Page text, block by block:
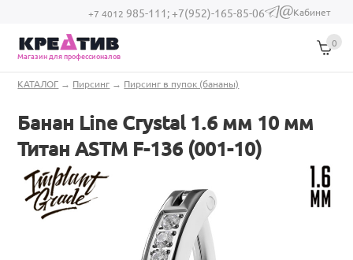
Перейти к основному содержанию
+7 4012 985-111;+7(952)-165-85-06
(link sends e-
Кабинет
Магазин для профессионалов
0
Вы здесь
КАТАЛОГ → Пирсинг → Пирсинг в пупок (бананы)
Банан Line Crystal 1.6 мм 10 мм
Титан ASTM F-136 (001-10)